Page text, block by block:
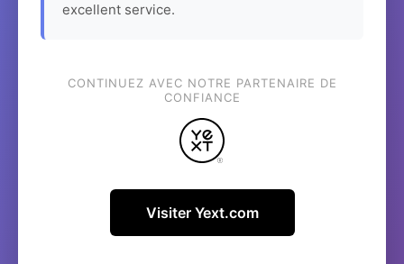
excellent service.
CONTINUEZ AVEC NOTRE PARTENAIRE DE
CONFIANCE
Visiter Yext.com